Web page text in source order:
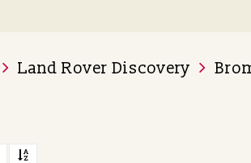
Land Rover Discovery